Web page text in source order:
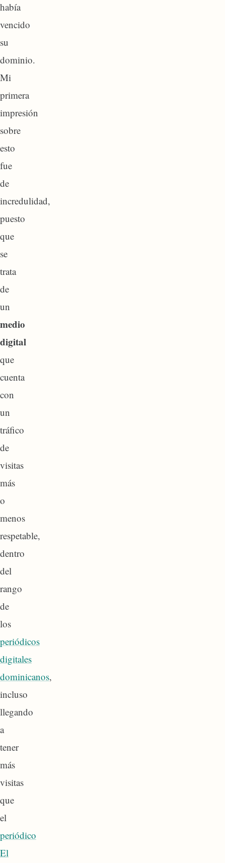
había
vencido
su
dominio.
Mi
primera
impresión
sobre
esto
fue
de
incredulidad,
puesto
que
se
trata
de
un
medio
digital
que
cuenta
con
un
tráfico
de
visitas
más
o
menos
respetable,
dentro
del
rango
de
los
periódicos
digitales
dominicanos,
incluso
llegando
a
tener
más
visitas
que
el
periódico
El